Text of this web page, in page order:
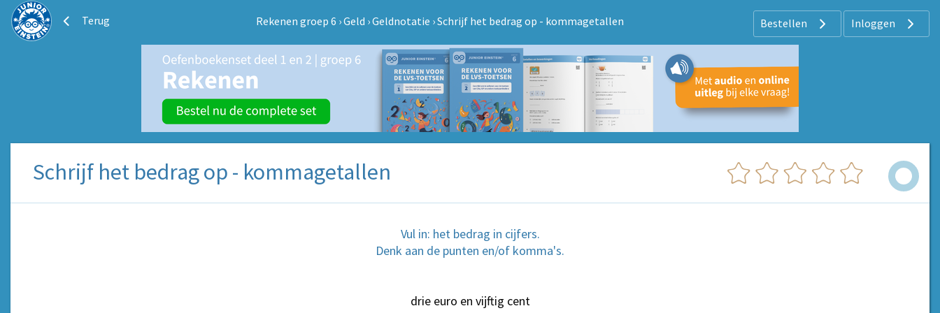
Terug Rekenen groep 6 ›Geld ›Geldnotatie ›Schrijf het bedrag op - kommagetallen Bestellen Inloggen
Schrijf het bedrag op - kommagetallen
Vul in: het bedrag in cijfers.
Denk aan de punten en/of komma's.
drie euro en vijftig cent